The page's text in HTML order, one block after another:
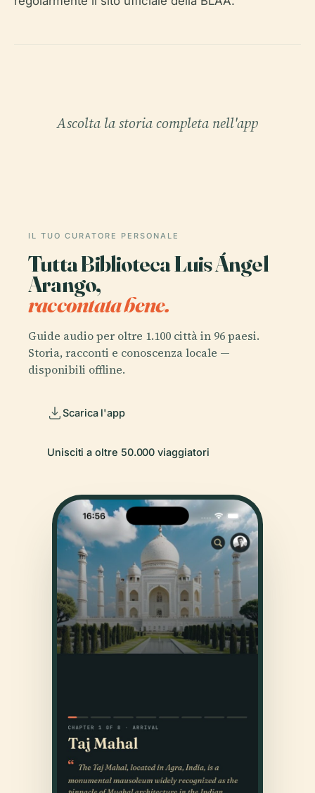
Ascolta la storia completa nell'app
IL TUO CURATORE PERSONALE
Tutta Biblioteca Luis Ángel
Arango,
raccontata bene.
Guide audio per oltre 1.100 città in 96 paesi.
Storia, racconti e conoscenza locale —
disponibili offline.
Scarica l'app
Unisciti a oltre 50.000 viaggiatori